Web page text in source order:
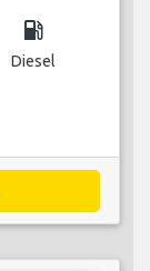
local_gas_station
Diesel